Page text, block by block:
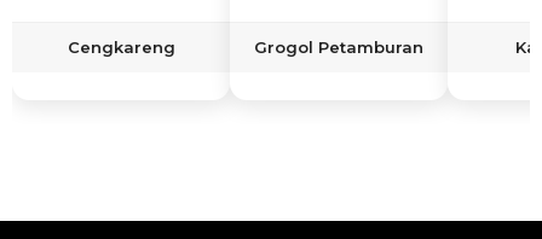
Cengkareng Grogol Petamburan